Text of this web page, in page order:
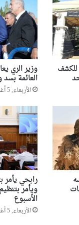
وزير الري
العائمة بسد
الأربعاء, 5 أغسطس 2026, 17:54
رابحي يأمر
ويأمر
الأسبوع
الأربعاء, 5 أغسطس 2026, 14:39